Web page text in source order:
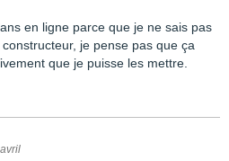
en ligne parce que je ne sais pas
je pense pas que ça
que je puisse les mettre.